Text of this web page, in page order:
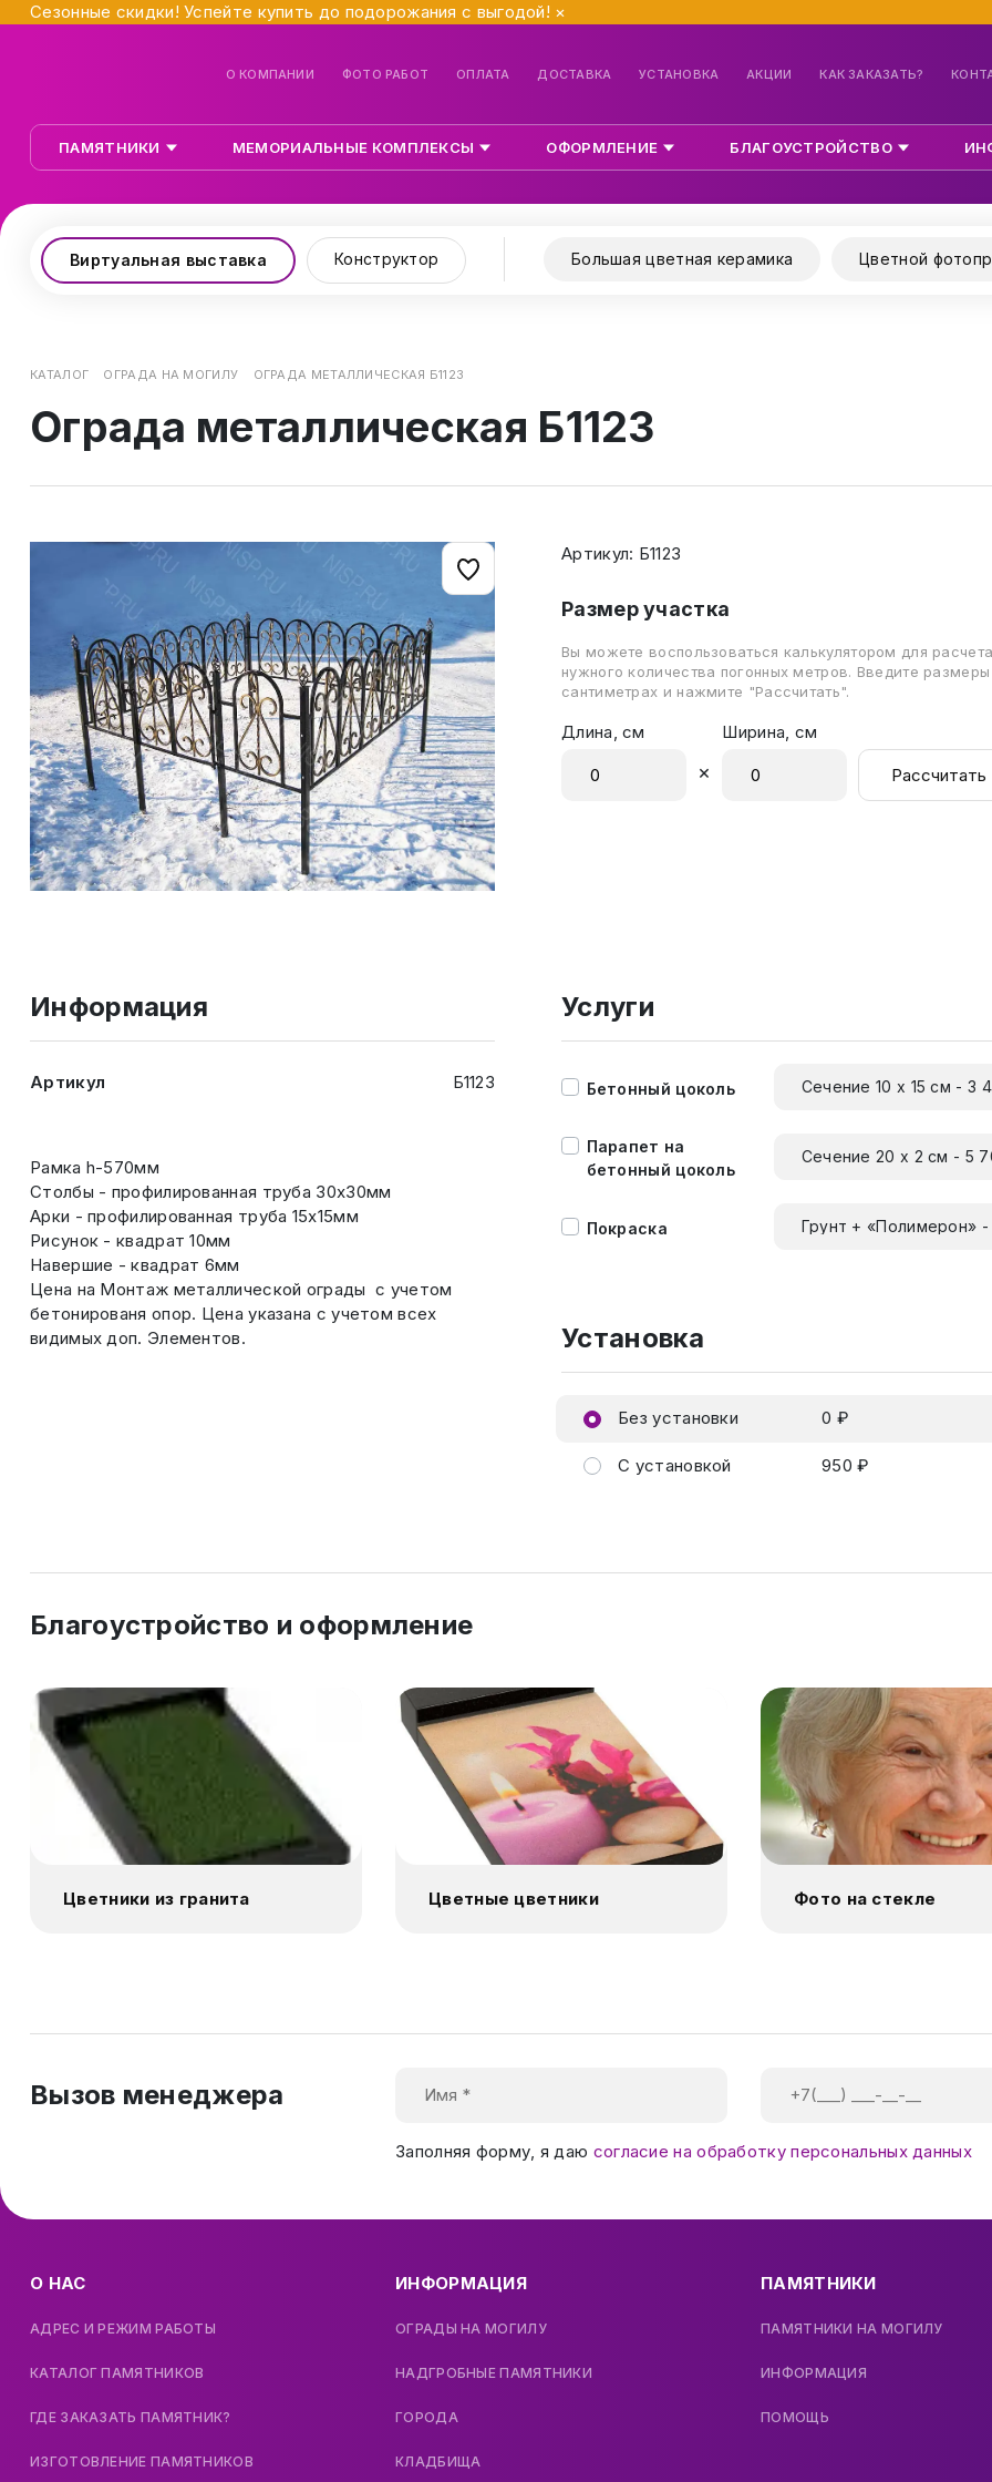
Сезонные скидки! Успейте купить до подорожания с выгодой! ×
О КОМПАНИИ ФОТО РАБОТ ОПЛАТА ДОСТАВКА УСТАНОВКА АКЦИИ КАК ЗАКАЗАТЬ?
ПАМЯТНИКИ МЕМОРИАЛЬНЫЕ КОМПЛЕКСЫ ОФОРМЛЕНИЕ БЛАГОУСТРОЙСТВО
Виртуальная выставка Конструктор Большая цветная керамика Цветной
КАТАЛОГ ОГРАДА НА МОГИЛУ ОГРАДА МЕТАЛЛИЧЕСКАЯ Б1123
Ограда металлическая Б1123
Артикул: Б1123
Размер участка
Вы можете воспользоваться калькулятором для расчета
нужного количества погонных метров. Введите
сантиметрах и нажмите "Рассчитать".
Длина, см
×
Ширина, см
Рассчитать
Информация
Артикул Б1123
Рамка h-570мм
Столбы - профилированная труба 30х30мм
Арки - профилированная труба 15х15мм
Рисунок - квадрат 10мм
Навершие - квадрат 6мм
Цена на Монтаж металлической ограды с учетом
бетонированя опор. Цена указана с учетом всех
видимых доп. Элементов.
Услуги
Бетонный цоколь Сечение 10 х 15 см - 3
Парапет на
бетонный цоколь
Сечение 20 х 2 см - 5
Покраска Грунт + «Полимерон»
Установка
Без установки 0 ₽
С установкой 950 ₽
Благоустройство и оформление
Цветники из гранита Цветные цветники Фото на стекле
Вызов менеджера
Заполняя форму, я даю согласие на обработку персональных данных
О НАС
АДРЕС И РЕЖИМ РАБОТЫ
КАТАЛОГ ПАМЯТНИКОВ
ГДЕ ЗАКАЗАТЬ ПАМЯТНИК?
ИЗГОТОВЛЕНИЕ ПАМЯТНИКОВ
ИНФОРМАЦИЯ
ОГРАДЫ НА МОГИЛУ
НАДГРОБНЫЕ ПАМЯТНИКИ
ГОРОДА
КЛАДБИЩА
ПАМЯТНИКИ
ПАМЯТНИКИ НА МОГИЛУ
ИНФОРМАЦИЯ
ПОМОЩЬ